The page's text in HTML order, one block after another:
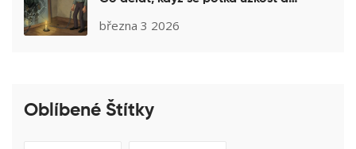
deprese
března 3 2026
Oblíbené Štítky